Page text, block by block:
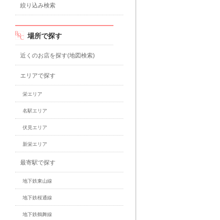
絞り込み検索
場所で探す
近くのお店を探す(地図検索)
エリアで探す
栄エリア
名駅エリア
伏見エリア
新栄エリア
最寄駅で探す
地下鉄東山線
地下鉄桜通線
地下鉄鶴舞線